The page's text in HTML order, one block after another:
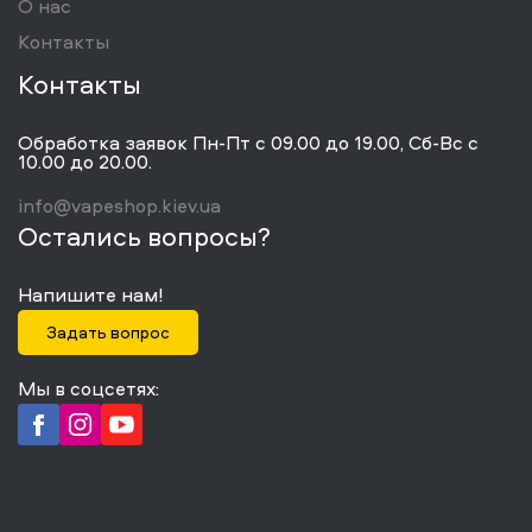
О нас
Контакты
Контакты
Обработка заявок Пн-Пт с 09.00 до 19.00, Сб-Вс с
10.00 до 20.00.
info@vapeshop.kiev.ua
Остались вопросы?
Напишите нам!
Задать вопрос
Мы в соцсетях: